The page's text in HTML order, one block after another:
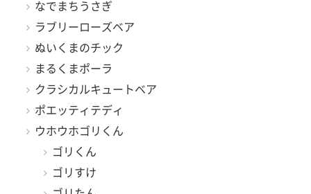
なでまちうさぎ
ラブリーローズベア
ぬいくまのチック
まるくまポーラ
クラシカルキュートベア
ポエッティテディ
ウホウホゴリくん
ゴリくん
ゴリすけ